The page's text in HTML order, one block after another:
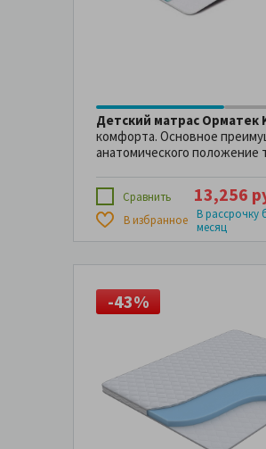
Детский матрас Орматек
комфорта. Основное
анатомического положение
Сравнить
В избранное
13,256
В рассрочку
месяц
-43%